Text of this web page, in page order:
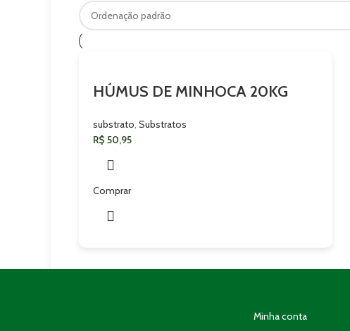
HÚMUS DE MINHOCA 20KG
substrato, Substratos
R$ 50,95
Comprar
Minha conta